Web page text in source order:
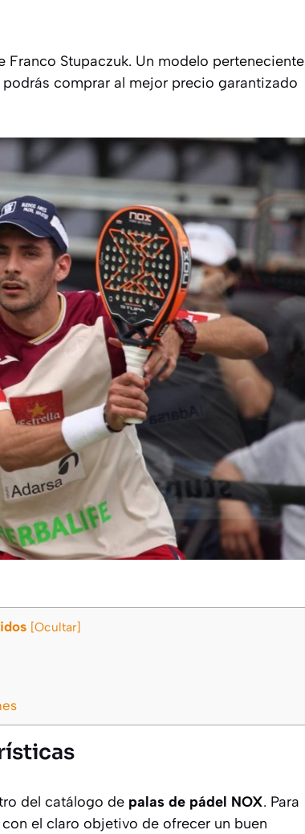
Franco Stupaczuk. Un modelo perteneciente
comprar al mejor precio garantizado
[Ocultar]
del catálogo de palas de pádel NOX. Para
el claro objetivo de ofrecer un buen